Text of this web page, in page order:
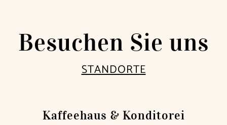
Besuchen Sie uns
STANDORTE
Kaffeehaus & Konditorei